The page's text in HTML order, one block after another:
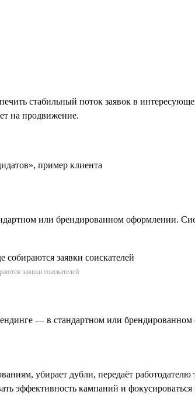
стабильный поток заявок в
на продвижение.
или брендированном оформлении.
заявки соискателей
убирает дубли, передаёт
эффективность кампаний и